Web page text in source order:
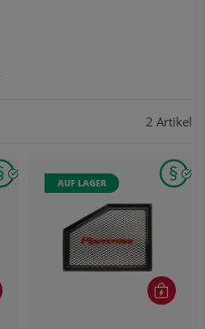
2 Artikel
AUF LAGER